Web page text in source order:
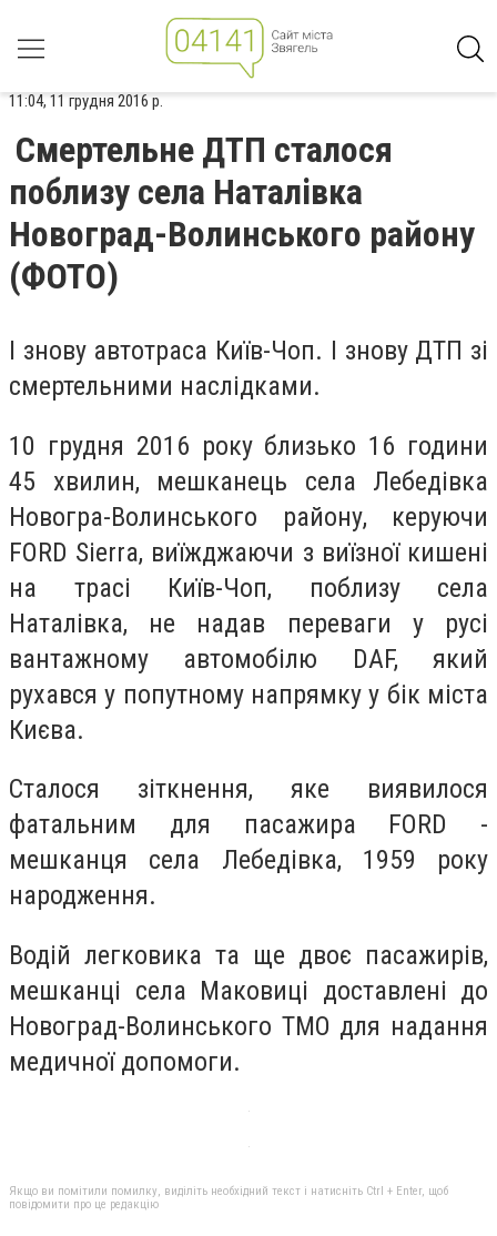
11:04, 11 грудня 2016 р.
Смертельне ДТП сталося
поблизу села Наталівка
Новоград-Волинського району
(ФОТО)
І знову автотраса Київ-Чоп. І знову ДТП зі
смертельними наслідками.
10 грудня 2016 року близько 16 години
45 хвилин, мешканець села Лебедівка
Новогра-Волинського району, керуючи
FORD Sierra, виїжджаючи з виїзної кишені
на трасі Київ-Чоп, поблизу села
Наталівка, не надав переваги у русі
вантажному автомобілю DAF, який
рухався у попутному напрямку у бік міста
Києва.
Сталося зіткнення, яке виявилося
фатальним для пасажира FORD -
мешканця села Лебедівка, 1959 року
народження.
Водій легковика та ще двоє пасажирів,
мешканці села Маковиці доставлені до
Новоград-Волинського ТМО для надання
медичної допомоги.
Якщо ви помітили помилку, виділіть необхідний текст і натисніть Ctrl + Enter, щоб
повідомити про це редакцію